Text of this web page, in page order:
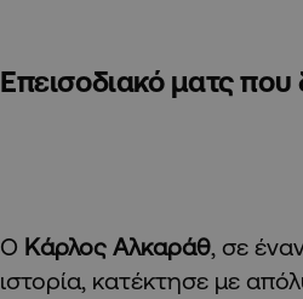
Επεισοδιακό ματς
Ο Κάρλος Αλκαράθ, σε
ιστορία, κατέκτησε με